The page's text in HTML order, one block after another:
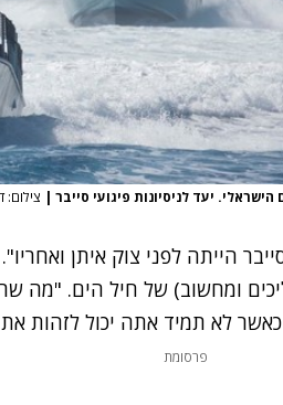
הישראלי. יעד לניסיונות פיגועי סייבר | צילום:
הייתה לפני צוק איתן
ומחשוב) של חיל הים. "מה
לא תמיד אתה יכול לזהות
פרסומת